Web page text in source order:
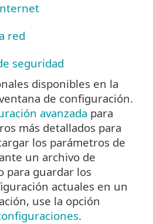
red
seguridad
disponibles en la
de configuración.
avanzada para
más detallados para
los parámetros de
un archivo de
para guardar los
actuales en un
use la opción
.